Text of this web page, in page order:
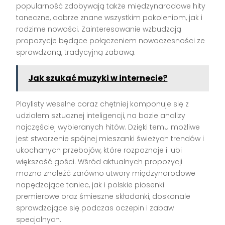
popularność zdobywają także międzynarodowe hity
taneczne, dobrze znane wszystkim pokoleniom, jak i
rodzime nowości. Zainteresowanie wzbudzają
propozycje będące połączeniem nowoczesności ze
sprawdzoną, tradycyjną zabawą.
Jak szukać muzyki w internecie?
Playlisty weselne coraz chętniej komponuje się z
udziałem sztucznej inteligencji, na bazie analizy
najczęściej wybieranych hitów. Dzięki temu możliwe
jest stworzenie spójnej mieszanki świeżych trendów i
ukochanych przebojów, które rozpoznaje i lubi
większość gości. Wśród aktualnych propozycji
można znaleźć zarówno utwory międzynarodowe
napędzające taniec, jak i polskie piosenki
premierowe oraz śmieszne składanki, doskonale
sprawdzające się podczas oczepin i zabaw
specjalnych.